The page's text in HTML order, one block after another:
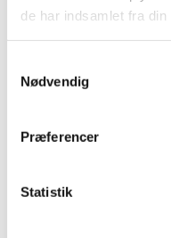
de har indsamlet fra
Nødvendig
Præferencer
Statistik
|7. marts 2006|
tilskudsstatus er
Alle (2506)
2026 (84)